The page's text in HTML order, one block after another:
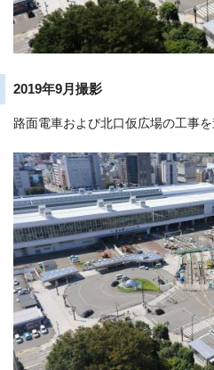
2019年9月撮影
路面電車および北口仮広場の工事を